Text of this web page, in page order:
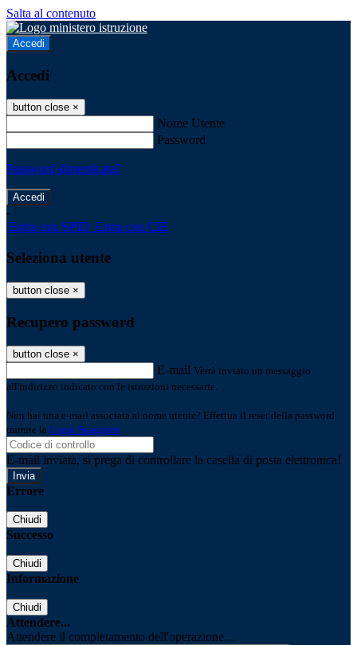
Salta al contenuto
Accedi
Accedi
button close ×
Nome Utente
Password
Password dimenticata?
-
Entra con SPID Entra con CIE
Seleziona utente
button close ×
Recupero password
button close ×
E-mail Verrà inviato un messaggio
all'indirizzo indicato con le istruzioni necessarie.
Non hai una e-mail associata al nome utente? Effettua il reset della password
tramite la Login Spaggiari
E-mail inviata, si prega di controllare la casella di posta elettronica!
Errore
Chiudi
Successo
Chiudi
Informazione
Chiudi
Attendere...
Attendere il completamento dell'operazione...